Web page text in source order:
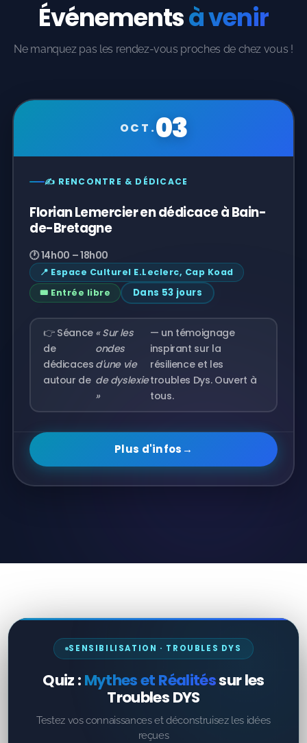
Événementsà venir
Ne manquez pas les rendez-vous proches de chez vous !
OCT.03
✍️ RENCONTRE & DÉDICACE
Florian Lemercier en dédicace à Bain-
de-Bretagne
🕐 14h00 – 18h00
📍 Espace Culturel E.Leclerc, Cap Koad
🎟️ Entrée libre
Dans 53 jours
👉 Séance
de
dédicaces
autour de
« Sur les
ondes
d'une vie
de dyslexie
»
— un témoignage
inspirant sur la
résilience et les
troubles Dys. Ouvert à
tous.
Plus d'infos →
SENSIBILISATION · TROUBLES DYS
Quiz :Mythes et Réalitéssur les
Troubles DYS
Testez vos connaissances et déconstruisez les idées
reçues